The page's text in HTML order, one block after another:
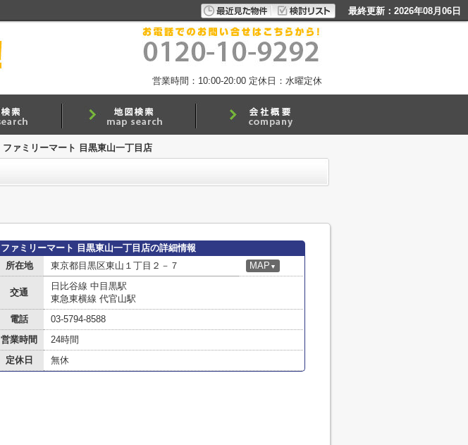
最終更新：2026年08月06日
営業時間：10:00-20:00 定休日：水曜定休
ファミリーマート 目黒東山一丁目店
ファミリーマート 目黒東山一丁目店の詳細情報
所在地
東京都目黒区東山１丁目２－７ MAP ▼
交通
日比谷線 中目黒駅
東急東横線 代官山駅
電話
03-5794-8588
営業時間
24時間
定休日
無休